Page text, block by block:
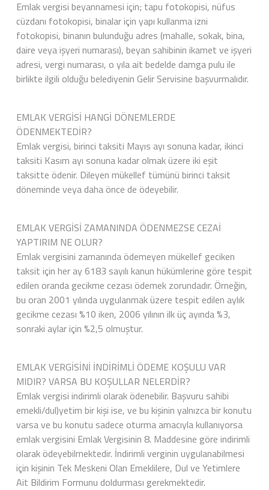
Emlak vergisi beyannamesi için; tapu fotokopisi, nüfus
cüzdanı fotokopisi, binalar için yapı kullanma izni
fotokopisi, binanın bulunduğu adres (mahalle, sokak, bina,
daire veya işyeri numarası), beyan sahibinin ikamet ve işyeri
adresi, vergi numarası, o yıla ait bedelde damga pulu ile
birlikte ilgili olduğu belediyenin Gelir Servisine başvurmalıdır.
EMLAK VERGİSİ HANGİ DÖNEMLERDE
ÖDENMEKTEDİR?
Emlak vergisi, birinci taksiti Mayıs ayı sonuna kadar, ikinci
taksiti Kasım ayı sonuna kadar olmak üzere iki eşit
taksitte ödenir. Dileyen mükellef tümünü birinci taksit
döneminde veya daha önce de ödeyebilir.
EMLAK VERGİSİ ZAMANINDA ÖDENMEZSE CEZAİ
YAPTIRIM NE OLUR?
Emlak vergisini zamanında ödemeyen mükellef geciken
taksit için her ay 6183 sayılı kanun hükümlerine göre tespit
edilen oranda gecikme cezası ödemek zorundadır. Örneğin,
bu oran 2001 yılında uygulanmak üzere tespit edilen aylık
gecikme cezası %10 iken, 2006 yılının ilk üç ayında %3,
sonraki aylar için %2,5 olmuştur.
EMLAK VERGİSİNİ İNDİRİMLİ ÖDEME KOŞULU VAR
MIDIR? VARSA BU KOŞULLAR NELERDİR?
Emlak vergisi indirimli olarak ödenebilir. Başvuru sahibi
emekli/dul)yetim bir kişi ise, ve bu kişinin yalnızca bir konutu
varsa ve bu konutu sadece oturma amacıyla kullanıyorsa
emlak vergisini Emlak Vergisinin 8. Maddesine göre indirimli
olarak ödeyebilmektedir. İndirimli verginin uygulanabilmesi
için kişinin Tek Meskeni Olan Emeklilere, Dul ve Yetimlere
Ait Bildirim Formunu doldurması gerekmektedir.